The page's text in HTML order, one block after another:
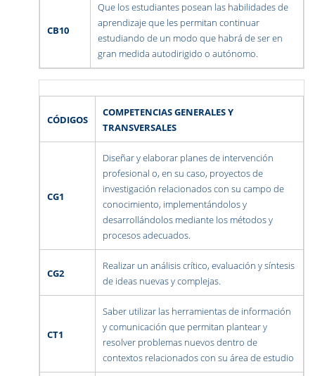
CB10
Que los estudiantes posean las habilidades de
aprendizaje que les permitan continuar
estudiando de un modo que habrá de ser en
gran medida autodirigido o autónomo.
CÓDIGOS
COMPETENCIAS GENERALES Y
TRANSVERSALES
CG1
Diseñar y elaborar planes de intervención
profesional o, en su caso, proyectos de
investigación relacionados con su campo de
conocimiento, implementándolos y
desarrollándolos mediante los métodos y
procesos adecuados.
CG2
Realizar un análisis crítico, evaluación y síntesis
de ideas nuevas y complejas.
CT1
Saber utilizar las herramientas de información
y comunicación que permitan plantear y
resolver problemas nuevos dentro de
contextos relacionados con su área de estudio